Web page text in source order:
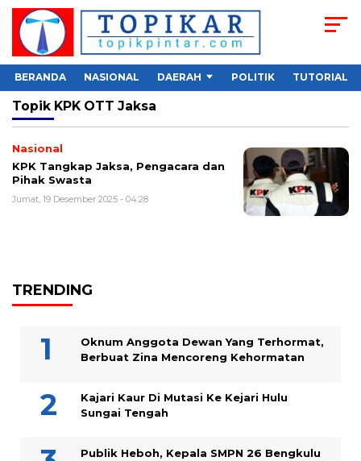
BERANDA NASIONAL DAERAH POLITIK TUTORIAL
Topik KPK OTT Jaksa
Nasional
KPK Tangkap Jaksa, Pengacara dan
Pihak Swasta
Jumat, 19 Desember 2025 - 04:28
TRENDING
Oknum Anggota Dewan Yang Terhormat,
Berbuat Zina Mencoreng Kehormatan
Kajari Kaur Di Mutasi Ke Kejari Hulu
Sungai Tengah
Publik Heboh, Kepala SMPN 26 Bengkulu